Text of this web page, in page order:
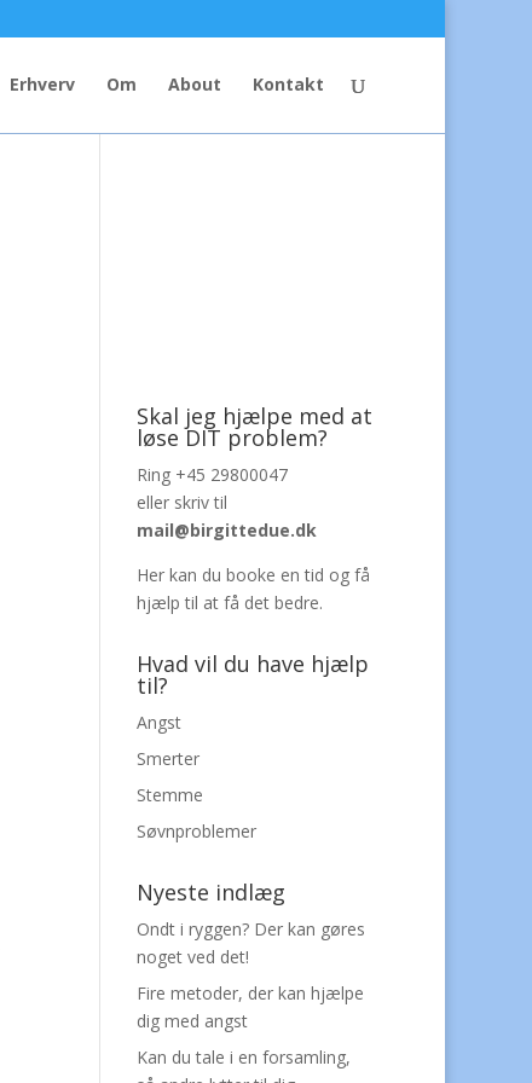
Erhverv Om About Kontakt
Skal jeg hjælpe med at
løse DIT problem?
Ring +45 29800047
eller skriv til
mail@birgittedue.dk
Her kan du booke en tid og få
hjælp til at få det bedre.
Hvad vil du have hjælp
til?
Angst
Smerter
Stemme
Søvnproblemer
Nyeste indlæg
Ondt i ryggen? Der kan gøres
noget ved det!
Fire metoder, der kan hjælpe
dig med angst
Kan du tale i en forsamling,